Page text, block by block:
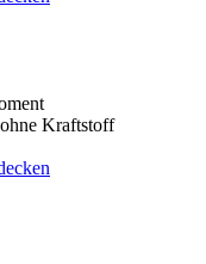
Kraftstoff